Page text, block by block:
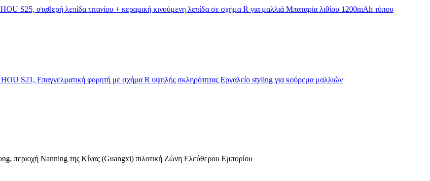
περιοχή Nanning της Κίνας (Guangxi) πιλοτική Ζώνη Ελεύθερου Εμπορίου